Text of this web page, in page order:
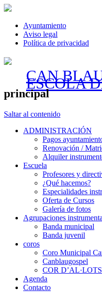
Ayuntamiento
Aviso legal
Política de privacidad
CAN
ESCOLA
principal
Saltar al contenido
ADMINISTRACIÓN
Pagos
Renovación /
Alquiler
Escuela
Profesores y
¿Qué hacemos?
Especialidades
Oferta de Cursos
Galería de fotos
Agrupaciones
Banda municipal
Banda juvenil
coros
Coro Municipal
Canblaugospel
COR
Agenda
Contacto